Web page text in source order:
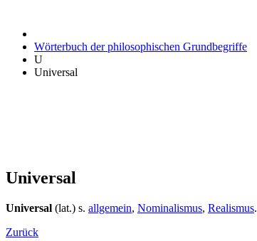
Wörterbuch der philosophischen Grundbegriffe
U
Universal
Universal
Universal (lat.) s. allgemein, Nominalismus, Realismus.
Zurück